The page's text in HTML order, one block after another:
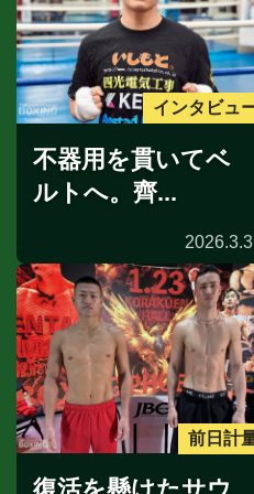
インタビュ
不器用を貫いてベ
ルトへ。齊...
2026.3.3
前日計